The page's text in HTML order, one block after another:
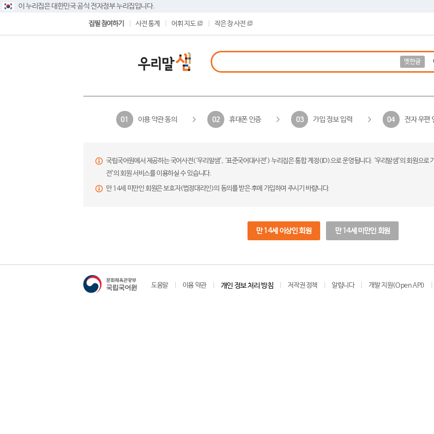
이 누리집은 대한민국 공식 전자정부 누리집입니다.
집필 참여하기 사전 통계 어휘 지도 작은 창 사전
옛한글
01 이용 약관 동의 02 휴대폰 인증 03 가입 정보 입력 04 전자 우편
국립국어원에서 제공하는 국어사전(‘우리말샘’, ‘표준국어대사전’) 누리집은 통합 계정(ID)으로 운영됩니다. ‘우리말샘’의 회원으
전’의 회원 서비스를 이용하실 수 있습니다.
만 14세 미만인 회원은 보호자(법정대리인)의 동의를 받은 후에 가입하여 주시기 바랍니다.
만 14세 이상인 회원 만 14세 미만인 회원
도움말 이용 약관 개인 정보 처리 방침 저작권 정책 알립니다 개발 지원(Open API)